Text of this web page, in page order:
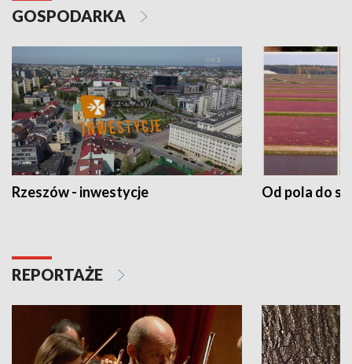
GOSPODARKA
Rzeszów - inwestycje Od pola do
REPORTAŻE